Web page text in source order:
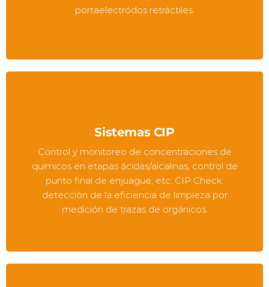
portaelectródos retráctiles.
Sistemas CIP
Control y monitoreo de concentraciones de
químicos en etapas ácidas/alcalinas, control de
punto final de enjuague, etc. CIP Check:
detección de la eficiencia de limpieza por
medición de trazas de orgánicos.